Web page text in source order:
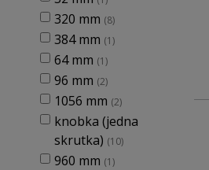
320 mm (8)
384 mm (1)
64 mm (1)
96 mm (2)
1056 mm (2)
knobka (jedna
skrutka) (10)
960 mm (1)